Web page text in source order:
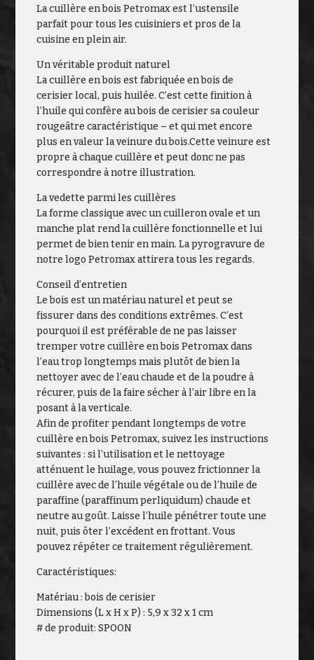
La cuillère en bois Petromax est l’ustensile
parfait pour tous les cuisiniers et pros de la
cuisine en plein air.
Un véritable produit naturel
La cuillère en bois est fabriquée en bois de
cerisier local, puis huilée. C’est cette finition à
l’huile qui confère au bois de cerisier sa couleur
rougeâtre caractéristique – et qui met encore
plus en valeur la veinure du bois.Cette veinure est
propre à chaque cuillère et peut donc ne pas
correspondre à notre illustration.
La vedette parmi les cuillères
La forme classique avec un cuilleron ovale et un
manche plat rend la cuillère fonctionnelle et lui
permet de bien tenir en main. La pyrogravure de
notre logo Petromax attirera tous les regards.
Conseil d’entretien
Le bois est un matériau naturel et peut se
fissurer dans des conditions extrêmes. C’est
pourquoi il est préférable de ne pas laisser
tremper votre cuillère en bois Petromax dans
l’eau trop longtemps mais plutôt de bien la
nettoyer avec de l’eau chaude et de la poudre à
récurer, puis de la faire sécher à l’air libre en la
posant à la verticale.
Afin de profiter pendant longtemps de votre
cuillère en bois Petromax, suivez les instructions
suivantes : si l’utilisation et le nettoyage
atténuent le huilage, vous pouvez frictionner la
cuillère avec de l’huile végétale ou de l’huile de
paraffine (paraffinum perliquidum) chaude et
neutre au goût. Laisse l’huile pénétrer toute une
nuit, puis ôter l’excédent en frottant. Vous
pouvez répéter ce traitement régulièrement.
Caractéristiques:
Matériau : bois de cerisier
Dimensions (L x H x P) : 5,9 x 32 x 1 cm
# de produit: SPOON